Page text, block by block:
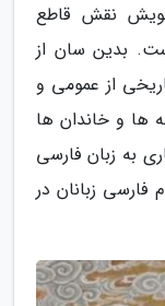
نقش قاطع
بدین سان از
از عمومی و
ها و خاندان ها
به زبان فارسی
فارسی زبانان در